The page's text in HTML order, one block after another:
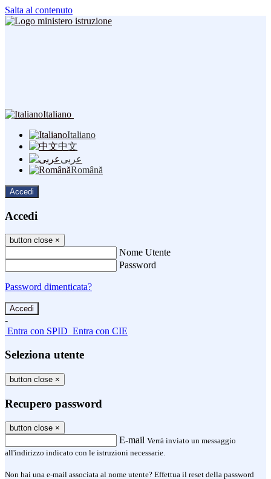
Salta al contenuto
Italiano
Italiano
中文
عربى
Română
Accedi
Accedi
button close ×
Nome Utente
Password
Password dimenticata?
-
Entra con SPID Entra con CIE
Seleziona utente
button close ×
Recupero password
button close ×
E-mail Verrà inviato un messaggio
all'indirizzo indicato con le istruzioni necessarie.
Non hai una e-mail associata al nome utente? Effettua il reset della password